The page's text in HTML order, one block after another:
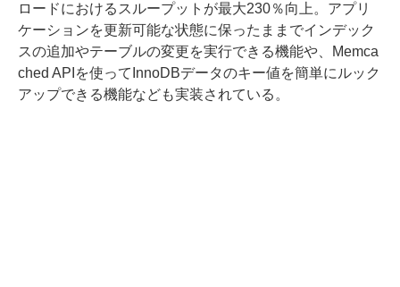
ロードにおけるスループットが最大230％向上。アプリ
ケーションを更新可能な状態に保ったままでインデック
スの追加やテーブルの変更を実行できる機能や、Memca
ched APIを使ってInnoDBデータのキー値を簡単にルック
アップできる機能なども実装されている。